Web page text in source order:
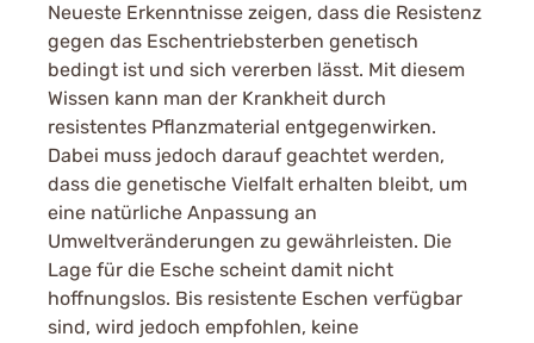
Neueste Erkenntnisse zeigen, dass die Resistenz
gegen das Eschentriebsterben genetisch
bedingt ist und sich vererben lässt. Mit diesem
Wissen kann man der Krankheit durch
resistentes Pflanzmaterial entgegenwirken.
Dabei muss jedoch darauf geachtet werden,
dass die genetische Vielfalt erhalten bleibt, um
eine natürliche Anpassung an
Umweltveränderungen zu gewährleisten. Die
Lage für die Esche scheint damit nicht
hoffnungslos. Bis resistente Eschen verfügbar
sind, wird jedoch empfohlen, keine